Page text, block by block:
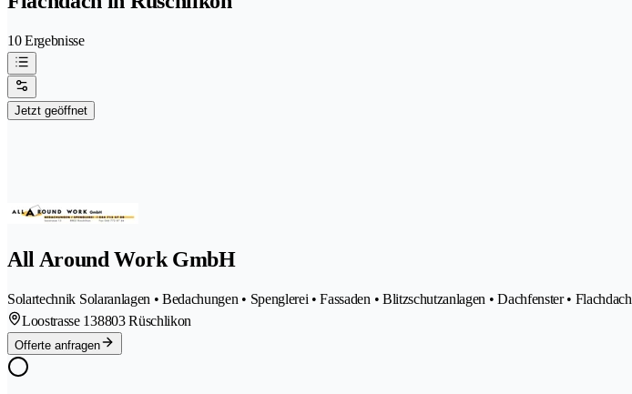
10 Ergebnisse
Jetzt geöffnet
All Around Work GmbH
Solartechnik Solaranlagen • Bedachungen • Spenglerei • Fassaden • Blitzschutzanlagen • Dachfenster • Flachdach
Loostrasse 138803 Rüschlikon
Offerte anfragen